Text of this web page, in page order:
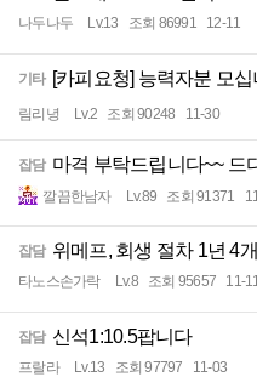
나두나두 Lv.13 조회 86991 12-11
기타 [카피요청] 능력자분 모
림리녕 Lv.2 조회 90248 11-30
잡담 마격 부탁드립니다~~ 드
깔끔한남자 Lv.89 조회 91371
잡담 위메프, 회생 절차 1년 4
타노스손가락 Lv.8 조회 95657 11-
잡담 신석1:10.5팝니다
프랄라 Lv.13 조회 97797 11-03